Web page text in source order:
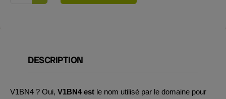
DESCRIPTION
V1BN4 ? Oui, V1BN4 est le nom utilisé par le domaine pour